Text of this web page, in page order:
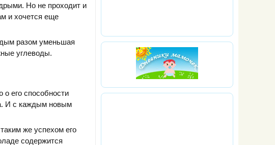
Но не проходит и
и хочется еще
разом уменьшая
углеводы.
его способности
И с каждым новым
же успехом его
содержится